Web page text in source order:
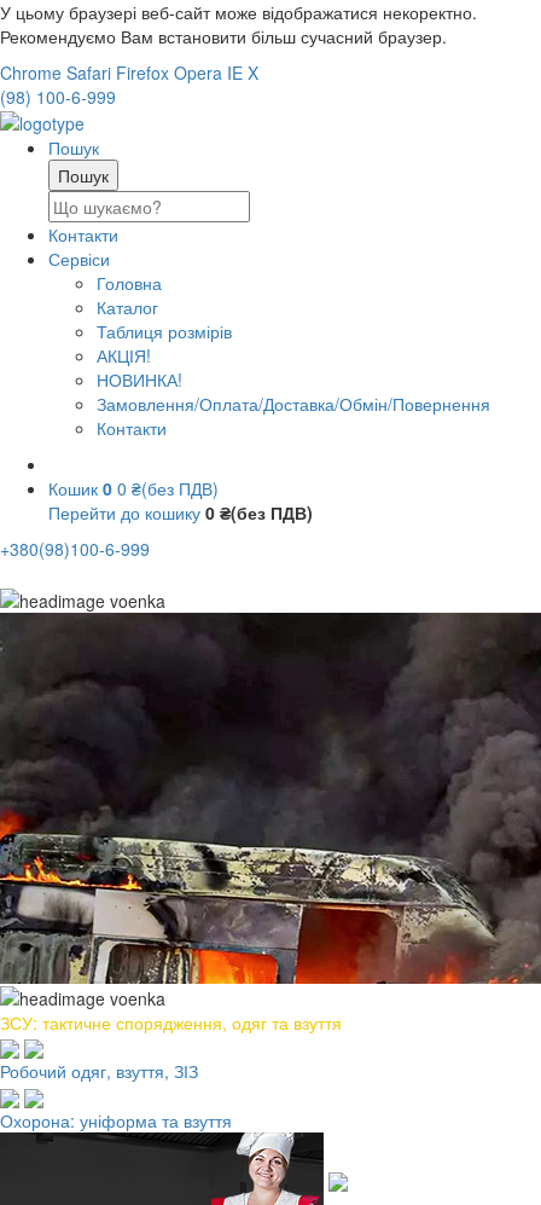
У цьому браузері веб-сайт може відображатися некоректно.
Рекомендуємо Вам встановити більш сучасний браузер.
Chrome Safari Firefox Opera IE X
(98) 100-6-999
Пошук
Контакти
Сервіси
Головна
Каталог
Таблиця розмірів
АКЦІЯ!
НОВИНКА!
Замовлення/Оплата/Доставка/Обмін/Повернення
Контакти
Кошик 0 0 ₴(без ПДВ)
Перейти до кошику 0 ₴(без ПДВ)
+380(98)100-6-999
ЗСУ: тактичне спорядження, одяг та взуття
Робочий одяг, взуття, ЗІЗ
Охорона: уніформа та взуття